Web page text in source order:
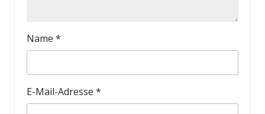
Name *
E-Mail-Adresse *